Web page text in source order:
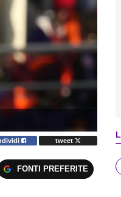
tweet
FONTI PREFERITE